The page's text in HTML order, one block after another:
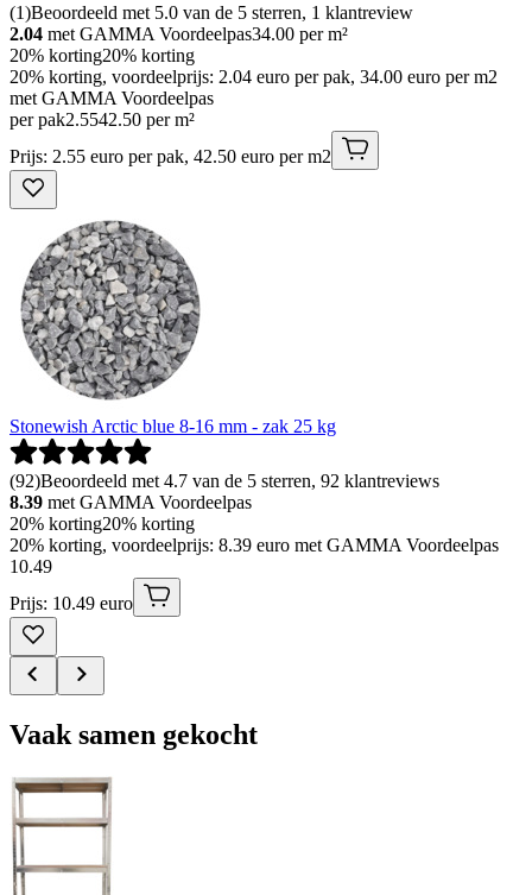
(1)Beoordeeld met 5.0 van de 5 sterren, 1 klantreview
2.04 met GAMMA Voordeelpas34.00 per m²
20% korting20% korting
20% korting, voordeelprijs: 2.04 euro per pak, 34.00 euro per m2
met GAMMA Voordeelpas
per pak2.5542.50 per m²
Prijs: 2.55 euro per pak, 42.50 euro per m2
Stonewish Arctic blue 8-16 mm - zak 25 kg
(92)Beoordeeld met 4.7 van de 5 sterren, 92 klantreviews
8.39 met GAMMA Voordeelpas
20% korting20% korting
20% korting, voordeelprijs: 8.39 euro met GAMMA Voordeelpas
10.49
Prijs: 10.49 euro
Vaak samen gekocht